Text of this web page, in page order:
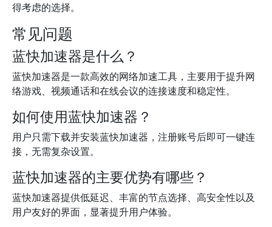
得考虑的选择。
常见问题
蓝快加速器是什么？
蓝快加速器是一款高效的网络加速工具，主要用于提升网
络游戏、视频通话和在线会议的连接速度和稳定性。
如何使用蓝快加速器？
用户只需下载并安装蓝快加速器，注册账号后即可一键连
接，无需复杂设置。
蓝快加速器的主要优势有哪些？
蓝快加速器提供低延迟、丰富的节点选择、高安全性以及
用户友好的界面，显著提升用户体验。